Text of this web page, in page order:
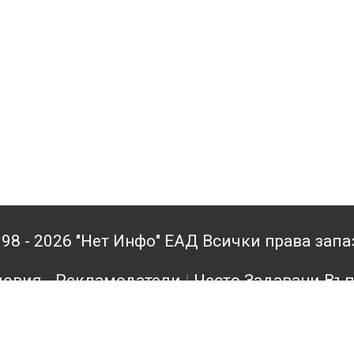
- 2026 "Нет Инфо" ЕАД Всички права
- Рекламодатели|Често Задавани